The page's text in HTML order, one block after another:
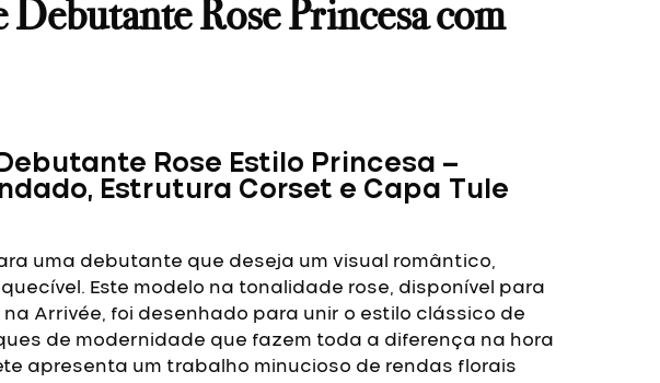
Debutante Rose Princesa com
Rose Estilo Princesa –
Estrutura Corset e Capa Tule
uma debutante que deseja um visual romântico,
Este modelo na tonalidade rose, disponível para
na Arrivée, foi desenhado para unir o estilo clássico de
de modernidade que fazem toda a diferença na hora
apresenta um trabalho minucioso de rendas florais